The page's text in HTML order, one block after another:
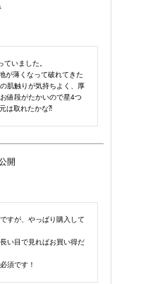
いました。
が薄くなって破れてきた
肌触りが気持ちよく、厚
値段がたかいので星4つ
は取れたかな⁈
開
すが、やっぱり購入して
い目で見ればお買い得だ
須です！